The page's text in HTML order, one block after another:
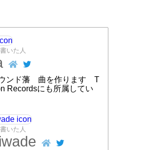
いた人
ンド藩 曲を作ります T
Recordsにも所属してい
いた人